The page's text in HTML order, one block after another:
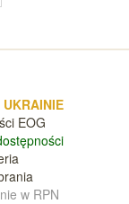
UKRAINIE
i EOG
w RPN